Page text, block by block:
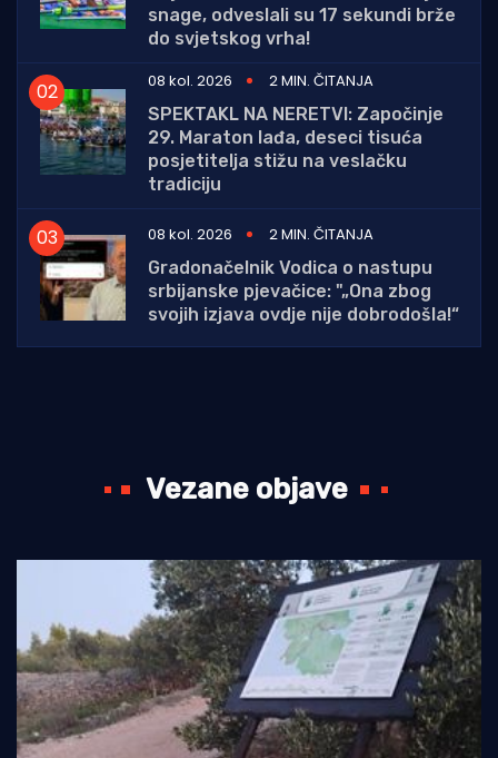
snage, odveslali su 17 sekundi brže
do svjetskog vrha!
08 kol. 2026
2 MIN. ČITANJA
SPEKTAKL NA NERETVI: Započinje
29. Maraton lađa, deseci tisuća
posjetitelja stižu na veslačku
tradiciju
08 kol. 2026
2 MIN. ČITANJA
Gradonačelnik Vodica o nastupu
srbijanske pjevačice: "„Ona zbog
svojih izjava ovdje nije dobrodošla!“
Vezane objave